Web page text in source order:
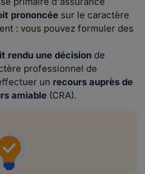
prononcée sur le caractère
: vous pouvez formuler des
rendu une décision de
professionnel de
un recours auprès de
amiable (CRA).